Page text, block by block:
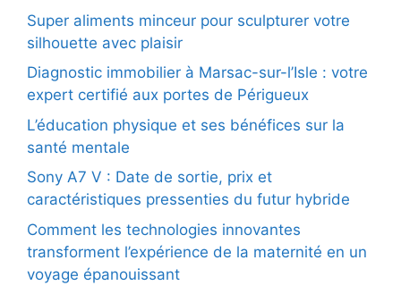
Super aliments minceur pour sculpturer votre
silhouette avec plaisir
Diagnostic immobilier à Marsac-sur-l’Isle : votre
expert certifié aux portes de Périgueux
L’éducation physique et ses bénéfices sur la
santé mentale
Sony A7 V : Date de sortie, prix et
caractéristiques pressenties du futur hybride
Comment les technologies innovantes
transforment l’expérience de la maternité en un
voyage épanouissant